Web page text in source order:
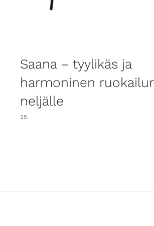
Saana – tyylikäs ja
harmoninen
neljälle
25